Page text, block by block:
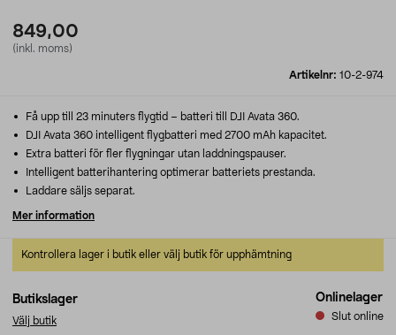
849,00
(inkl. moms)
Artikelnr: 10-2-974
Butikslager
Välj butik
Onlinelager
Slut online
Kontrollera lager i butik eller välj butik för upphämtning
Få upp till 23 minuters flygtid – batteri till DJI Avata 360.
DJI Avata 360 intelligent flygbatteri med 2700 mAh kapacitet.
Extra batteri för fler flygningar utan laddningspauser.
Intelligent batterihantering optimerar batteriets prestanda.
Laddare säljs separat.
Mer information